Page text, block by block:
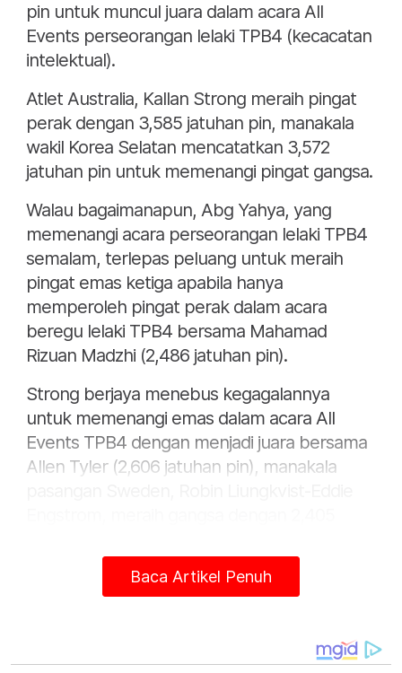
pin untuk muncul juara dalam acara All
Events perseorangan lelaki TPB4 (kecacatan
intelektual).
Atlet Australia, Kallan Strong meraih pingat
perak dengan 3,585 jatuhan pin, manakala
wakil Korea Selatan mencatatkan 3,572
jatuhan pin untuk memenangi pingat gangsa.
Walau bagaimanapun, Abg Yahya, yang
memenangi acara perseorangan lelaki TPB4
semalam, terlepas peluang untuk meraih
pingat emas ketiga apabila hanya
memperoleh pingat perak dalam acara
beregu lelaki TPB4 bersama Mahamad
Rizuan Madzhi (2,486 jatuhan pin).
Strong berjaya menebus kegagalannya
untuk memenangi emas dalam acara All
Events TPB4 dengan menjadi juara bersama
Allen Tyler (2,606 jatuhan pin), manakala
Sementara itu, Malaysia memperoleh emas
kedua pada hari kelima kejohanan melalui
perseorangan lelaki TPB9 (kecacatan fizikal)
Baca Artikel Penuh